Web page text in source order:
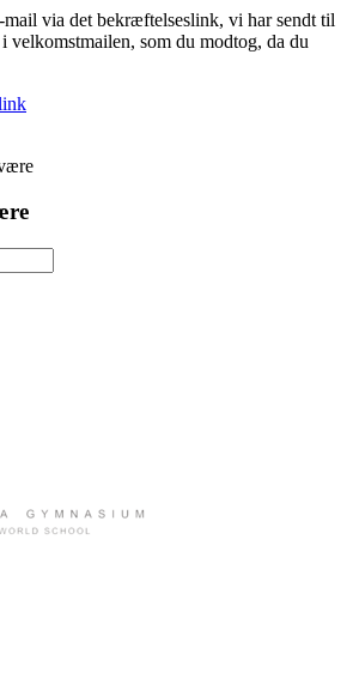
via det bekræftelseslink, vi har sendt til
velkomstmailen, som du modtog, da du